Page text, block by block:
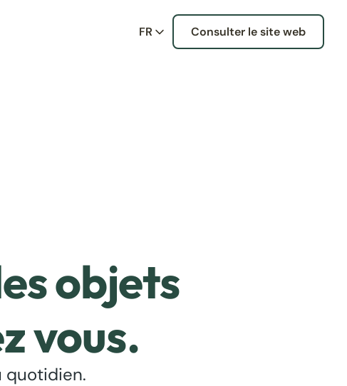
FR Consulter le site web
objets
vous.
quotidien.